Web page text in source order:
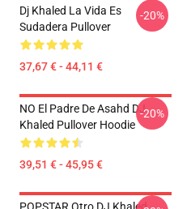
Dj Khaled La Vida Es
Sudadera Pullover
37,67 € - 44,11 €
-20%
NO El Padre De Asahd DJ
Khaled Pullover Hoodie
39,51 € - 45,95 €
-20%